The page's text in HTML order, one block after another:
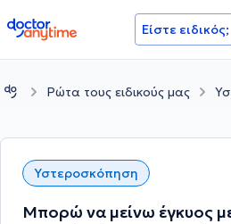
doctoranytime Είστε ειδικός;
Ρώτα τους ειδικούς μας
Υστεροσκόπηση
Μπορώ να μείνω έγκυος